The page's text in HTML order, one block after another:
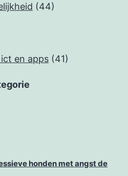
(44)
en apps (41)
honden met angst de